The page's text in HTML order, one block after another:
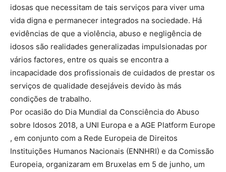
idosas que necessitam de tais serviços para viver uma
vida digna e permanecer integrados na sociedade. Há
evidências de que a violência, abuso e negligência de
idosos são realidades generalizadas impulsionadas por
vários factores, entre os quais se encontra a
incapacidade dos profissionais de cuidados de prestar os
serviços de qualidade desejáveis devido às más
condições de trabalho.
Por ocasião do Dia Mundial da Consciência do Abuso
sobre Idosos 2018, a UNI Europa e a AGE Platform Europe
, em conjunto com a Rede Europeia de Direitos
Instituições Humanos Nacionais (ENNHRI) e da Comissão
Europeia, organizaram em Bruxelas em 5 de junho, um